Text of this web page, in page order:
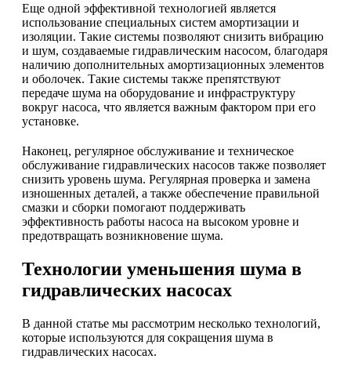
Еще одной эффективной технологией является
использование специальных систем амортизации и
изоляции. Такие системы позволяют снизить вибрацию
и шум, создаваемые гидравлическим насосом, благодаря
наличию дополнительных амортизационных элементов
и оболочек. Такие системы также препятствуют
передаче шума на оборудование и инфраструктуру
вокруг насоса, что является важным фактором при его
установке.
Наконец, регулярное обслуживание и техническое
обслуживание гидравлических насосов также позволяет
снизить уровень шума. Регулярная проверка и замена
изношенных деталей, а также обеспечение правильной
смазки и сборки помогают поддерживать
эффективность работы насоса на высоком уровне и
предотвращать возникновение шума.
Технологии уменьшения шума в
гидравлических насосах
В данной статье мы рассмотрим несколько технологий,
которые используются для сокращения шума в
гидравлических насосах.